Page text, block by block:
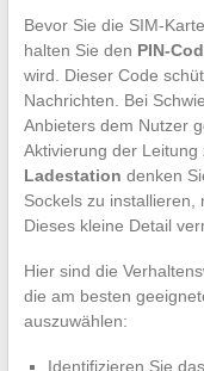
Bevor Sie die SIM-
halten Sie den PIN-
wird. Dieser Code
Nachrichten. Bei
Anbieters dem Nutzer
Aktivierung der
Ladestation denken
Sockels zu installieren,
Dieses kleine Detail
Hier sind die
die am besten
auszuwählen:
Identifizieren Sie